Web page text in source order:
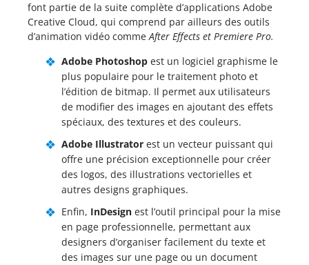
font partie de la suite complète d’applications Adobe
Creative Cloud, qui comprend par ailleurs des outils
d’animation vidéo commeAfter Effects et Premiere Pro.
Adobe Photoshop est un logiciel graphisme le
plus populaire pour le traitement photo et
l’édition de bitmap. Il permet aux utilisateurs
de modifier des images en ajoutant des effets
spéciaux, des textures et des couleurs.
Adobe Illustrator est un vecteur puissant qui
offre une précision exceptionnelle pour créer
des logos, des illustrations vectorielles et
autres designs graphiques.
Enfin, InDesign est l’outil principal pour la mise
en page professionnelle, permettant aux
designers d’organiser facilement du texte et
des images sur une page ou un document